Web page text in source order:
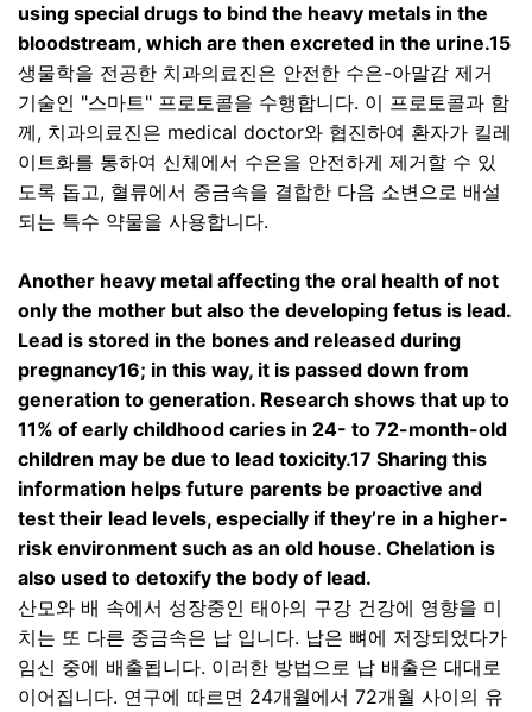
using special drugs to bind the heavy metals in the
bloodstream, which are then excreted in the urine.15
생물학을 전공한 치과의료진은 안전한 수은-아말감 제거
기술인 "스마트" 프로토콜을 수행합니다. 이 프로토콜과 함
께, 치과의료진은 medical doctor와 협진하여 환자가 킬레
이트화를 통하여 신체에서 수은을 안전하게 제거할 수 있
도록 돕고, 혈류에서 중금속을 결합한 다음 소변으로 배설
되는 특수 약물을 사용합니다.
Another heavy metal affecting the oral health of not
only the mother but also the developing fetus is lead.
Lead is stored in the bones and released during
pregnancy16; in this way, it is passed down from
generation to generation. Research shows that up to
11% of early childhood caries in 24- to 72-month-old
children may be due to lead toxicity.17 Sharing this
information helps future parents be proactive and
test their lead levels, especially if they’re in a higher-
risk environment such as an old house. Chelation is
also used to detoxify the body of lead.
산모와 배 속에서 성장중인 태아의 구강 건강에 영향을 미
치는 또 다른 중금속은 납 입니다. 납은 뼈에 저장되었다가
임신 중에 배출됩니다. 이러한 방법으로 납 배출은 대대로
이어집니다. 연구에 따르면 24개월에서 72개월 사이의 유